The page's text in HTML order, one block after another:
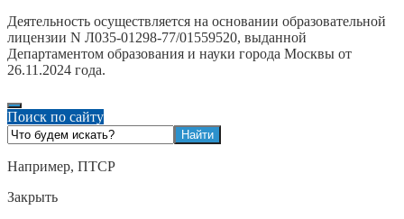
Деятельность осуществляется на основании образовательной
лицензии N Л035-01298-77/01559520, выданной
Департаментом образования и науки города Москвы от
26.11.2024 года.
Поиск по сайту
Например, ПТСР
Закрыть